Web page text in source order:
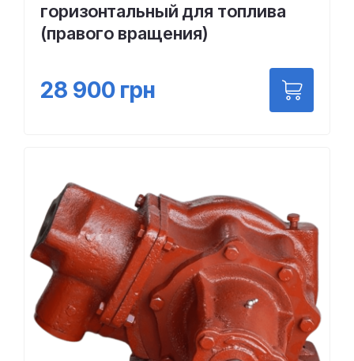
горизонтальный для топлива
(правого вращения)
28 900 грн